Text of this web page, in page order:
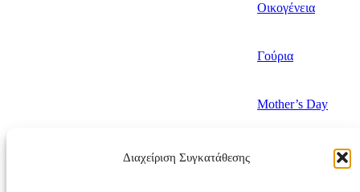
Διαχείριση Συγκατάθεσης
Οικογένεια
Γούρια
Mother’s Day
Valentine’s Day